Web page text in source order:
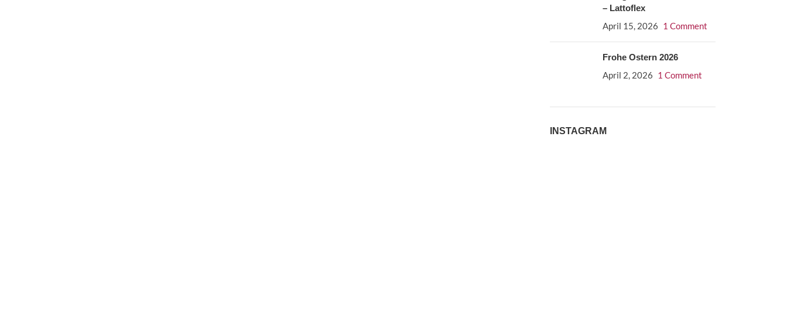
– Lattoflex
April 15, 2026 1 Comment
Frohe Ostern 2026
April 2, 2026 1 Comment
INSTAGRAM